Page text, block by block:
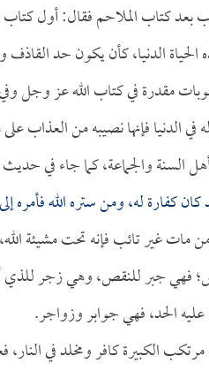
بعد كتاب الملاحم فقال: أول
الحياة الدنيا، كأن يكون حد
مقدرة في كتاب الله عز وجل
فإنها نصيبه من العذاب
السنة والجماعة، كما جاء في
كان كفارة له، ومن ستره الله
مات غير تائب فإنه تحت مشيئة
جبر للنقص، وهي زجر للذي
عليه الحد، فهي جوابر وزواجر.
مرتكب الكبيرة كافر ومخلد في